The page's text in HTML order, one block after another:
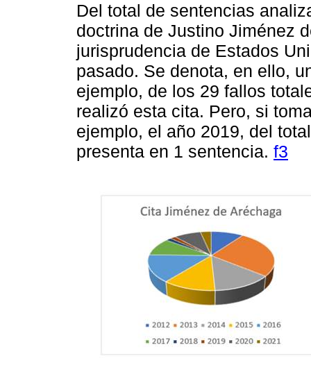
Del total de sentencias
doctrina de Justino Jiménez
jurisprudencia de Estados
pasado. Se denota, en ello,
ejemplo, de los 29 fallos
realizó esta cita. Pero, si
ejemplo, el año 2019, del
presenta en 1 sentencia. f3